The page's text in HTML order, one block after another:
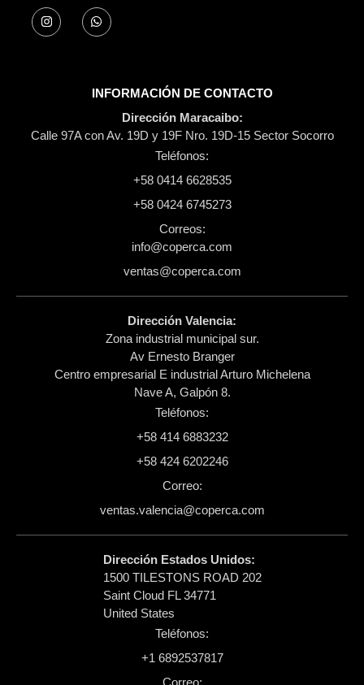
INFORMACIÓN DE CONTACTO
Dirección Maracaibo:
Calle 97A con Av. 19D y 19F Nro. 19D-15 Sector Socorro​
Teléfonos:
+58 0414 6628535
+58 0424 6745273
Correos:
info@coperca.com
ventas@coperca.com
Dirección Valencia:
Zona industrial municipal sur.
Av Ernesto Branger
Centro empresarial E industrial Arturo Michelena
Nave A, Galpón 8.
Teléfonos:
+58 414 6883232
+58 424 6202246
Correo:
ventas.valencia@coperca.com
Dirección Estados Unidos:
1500 TILESTONS ROAD 202
​Saint Cloud FL 34771
United States
Teléfonos:
+1 6892537817
Correo: